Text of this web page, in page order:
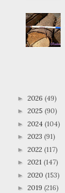
► 2026 (49)
► 2025 (90)
► 2024 (104)
► 2023 (91)
► 2022 (117)
► 2021 (147)
► 2020 (153)
► 2019 (216)